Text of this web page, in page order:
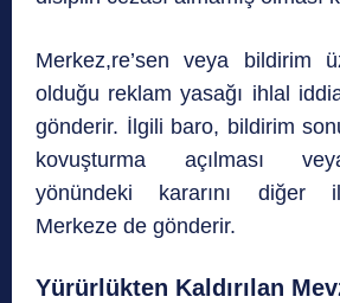
Merkez,re’sen veya bildirim
olduğu reklam yasağı ihlal
gönderir. İlgili baro, bildirim
kovuşturma açılması
yönündeki kararını diğer
Merkeze de gönderir.
Yürürlükten Kaldırılan